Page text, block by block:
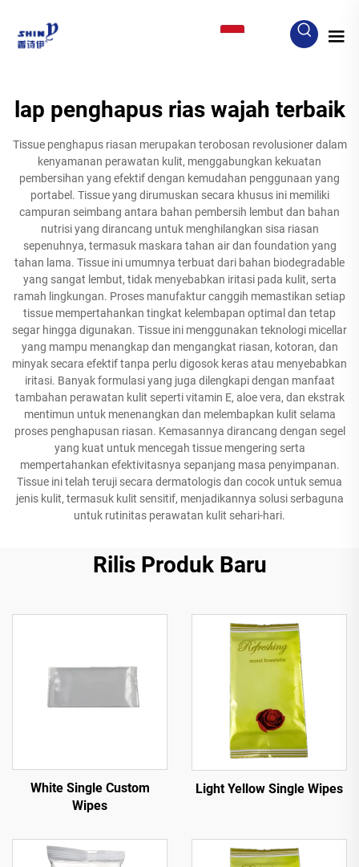
lap penghapus rias wajah terbaik
Tissue penghapus riasan merupakan terobosan revolusioner dalam
kenyamanan perawatan kulit, menggabungkan kekuatan
pembersihan yang efektif dengan kemudahan penggunaan yang
portabel. Tissue yang dirumuskan secara khusus ini memiliki
campuran seimbang antara bahan pembersih lembut dan bahan
nutrisi yang dirancang untuk menghilangkan sisa riasan
sepenuhnya, termasuk maskara tahan air dan foundation yang
tahan lama. Tissue ini umumnya terbuat dari bahan biodegradable
yang sangat lembut, tidak menyebabkan iritasi pada kulit, serta
ramah lingkungan. Proses manufaktur canggih memastikan setiap
tissue mempertahankan tingkat kelembapan optimal dan tetap
segar hingga digunakan. Tissue ini menggunakan teknologi micellar
yang mampu menangkap dan mengangkat riasan, kotoran, dan
minyak secara efektif tanpa perlu digosok keras atau menyebabkan
iritasi. Banyak formulasi yang juga dilengkapi dengan manfaat
tambahan perawatan kulit seperti vitamin E, aloe vera, dan ekstrak
mentimun untuk menenangkan dan melembapkan kulit selama
proses penghapusan riasan. Kemasannya dirancang dengan segel
yang kuat untuk mencegah tissue mengering serta
mempertahankan efektivitasnya sepanjang masa penyimpanan.
Tissue ini telah teruji secara dermatologis dan cocok untuk semua
jenis kulit, termasuk kulit sensitif, menjadikannya solusi serbaguna
untuk rutinitas perawatan kulit sehari-hari.
Rilis Produk Baru
White Single Custom
Wipes
Light Yellow Single Wipes